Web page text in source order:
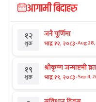
आगामी बिदाहरु
१२
शुक्र
जनै पूर्णिमा
भाद्र १२, २०८३-Aug
१९
शुक्र
श्रीकृष्ण जन्माष्टमी व्रत
भाद्र १९, २०८३-Sep 4,